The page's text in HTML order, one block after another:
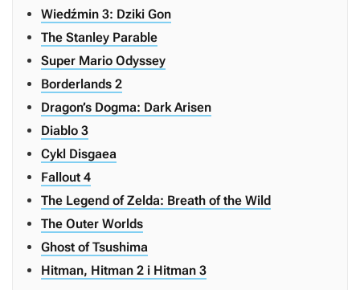
Wiedźmin 3: Dziki Gon
The Stanley Parable
Super Mario Odyssey
Borderlands 2
Dragon’s Dogma: Dark Arisen
Diablo 3
Cykl Disgaea
Fallout 4
The Legend of Zelda: Breath of the Wild
The Outer Worlds
Ghost of Tsushima
Hitman, Hitman 2 i Hitman 3